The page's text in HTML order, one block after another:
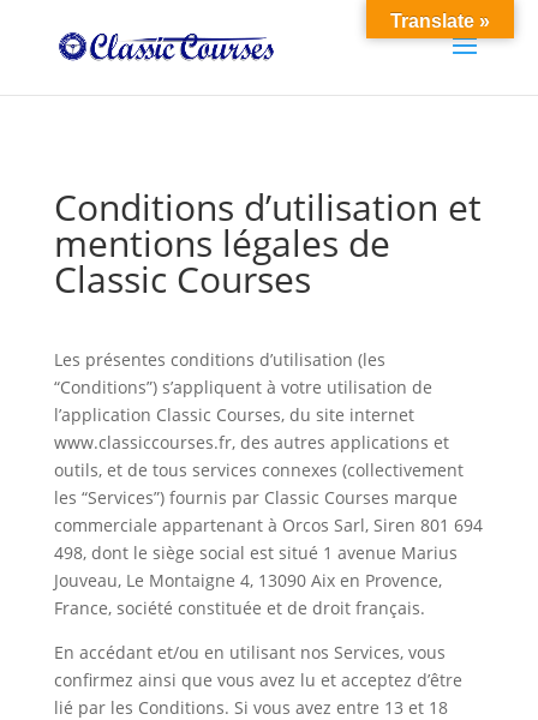
Conditions d’utilisation et
mentions légales de
Classic Courses
Les présentes conditions d’utilisation (les
“Conditions”) s’appliquent à votre utilisation de
l’application Classic Courses, du site internet
www.classiccourses.fr, des autres applications et
outils, et de tous services connexes (collectivement
les “Services”) fournis par Classic Courses marque
commerciale appartenant à Orcos Sarl, Siren 801 694
498, dont le siège social est situé 1 avenue Marius
Jouveau, Le Montaigne 4, 13090 Aix en Provence,
France, société constituée et de droit français.
En accédant et/ou en utilisant nos Services, vous
confirmez ainsi que vous avez lu et acceptez d’être
lié par les Conditions. Si vous avez entre 13 et 18
Translate »